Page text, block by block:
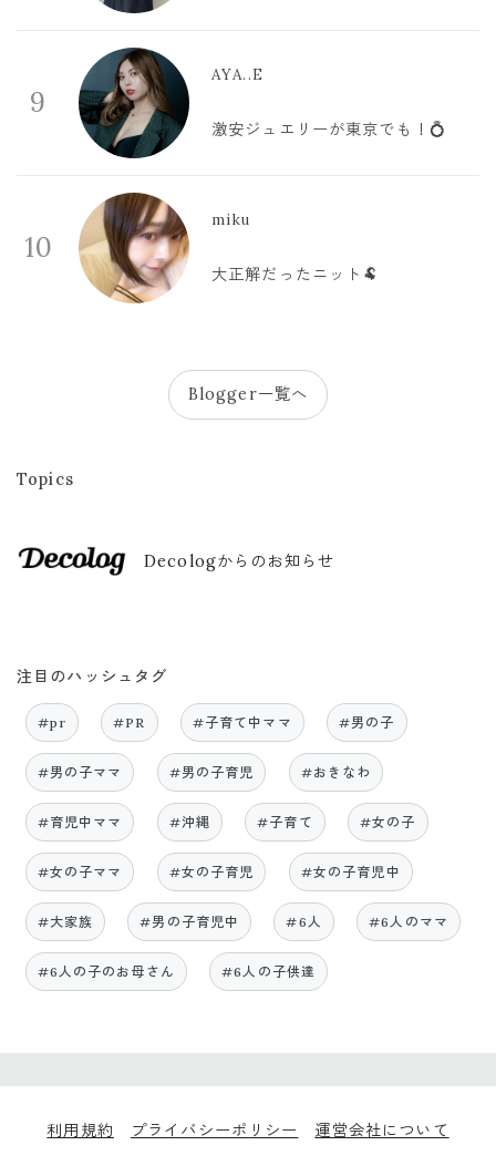
9
AYA..E
激安ジュエリーが東京でも！💍
10
miku
大正解だったニット🐏
Blogger一覧へ
Topics
Decologからのお知らせ
注目のハッシュタグ
#pr #PR #子育て中ママ #男の子
#男の子ママ #男の子育児 #おきなわ
#育児中ママ #沖縄 #子育て #女の子
#女の子ママ #女の子育児 #女の子育児中
#大家族 #男の子育児中 #6人 #6人のママ
#6人の子のお母さん #6人の子供達
利用規約 プライバシーポリシー 運営会社について